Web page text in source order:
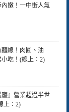
內嫩！一中街人氣
麵線！肉圓、油
吃！(線上：2)
廳』營業超過半世
上：2)